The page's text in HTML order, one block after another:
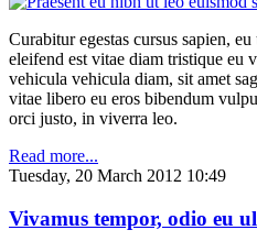
Curabitur egestas cursus sapien,
eleifend est vitae diam tristique eu
vehicula vehicula diam, sit amet
vitae libero eu eros bibendum
orci justo, in viverra leo.
Read more...
Tuesday, 20 March 2012 10:49
Vivamus tempor, odio eu